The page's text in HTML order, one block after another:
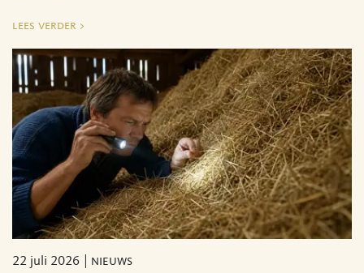
lees verder >
22 juli 2026 nieuws